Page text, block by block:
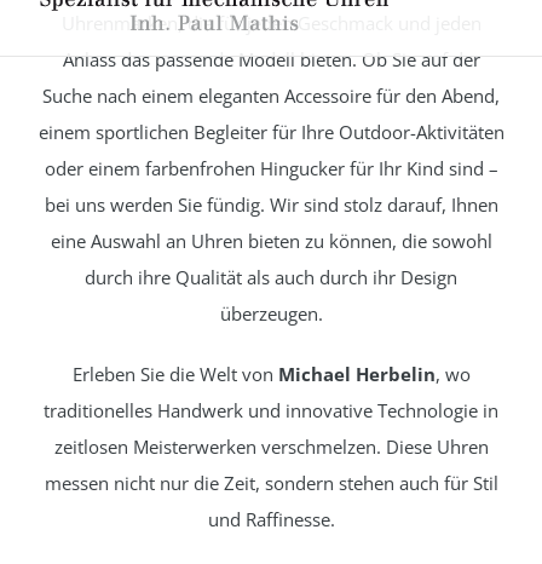
Uhrenmarken, die für jeden Geschmack und jeden
Anlass das passende Modell bieten. Ob Sie auf der
Suche nach einem eleganten Accessoire für den Abend,
einem sportlichen Begleiter für Ihre Outdoor-Aktivitäten
oder einem farbenfrohen Hingucker für Ihr Kind sind –
bei uns werden Sie fündig. Wir sind stolz darauf, Ihnen
eine Auswahl an Uhren bieten zu können, die sowohl
durch ihre Qualität als auch durch ihr Design
überzeugen.
Erleben Sie die Welt von Michael Herbelin, wo
traditionelles Handwerk und innovative Technologie in
zeitlosen Meisterwerken verschmelzen. Diese Uhren
messen nicht nur die Zeit, sondern stehen auch für Stil
und Raffinesse.